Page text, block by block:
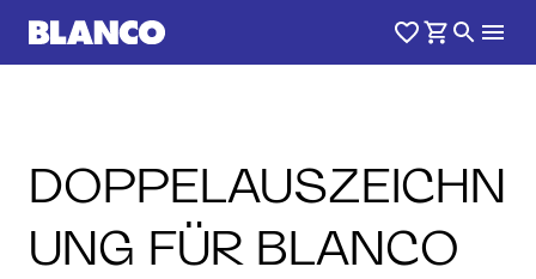
DOPPELAUSZEICHN
UNG FÜR BLANCO